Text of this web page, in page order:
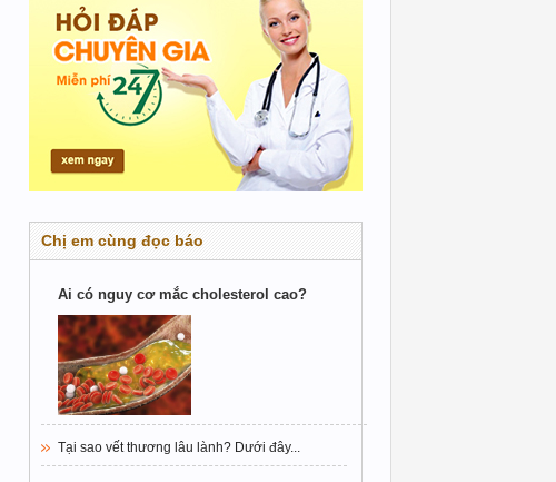
Chị em cùng đọc báo
Ai có nguy cơ mắc cholesterol cao?
Tại sao vết thương lâu lành? Dưới đây...